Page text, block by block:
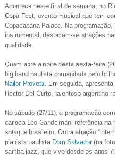
Acontece neste final de semana, no
Copa Fest, evento musical que tem
Copacabana Palace. Na
instrumental, destacam-se atrações
qualidade.
Quem abre a noite desta sexta-feira
big band paulista comandada pelo
Nailor Proveta . Em seguida,
Hector Del Curto, talentoso argentino
No sábado (27/11), a programação
carioca Léo Gandelman, referência
sotaque brasileiro. Outra atração
pianista paulista Dom Salvador (na
samba-jazz, que vive desde os anos